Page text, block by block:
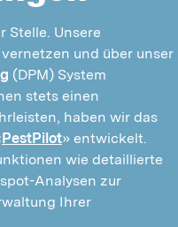
Stelle. Unsere
und über unser
(DPM) System
stets einen
haben wir das
PestPilot» entwickelt.
wie detaillierte
Analysen zur
Ihrer